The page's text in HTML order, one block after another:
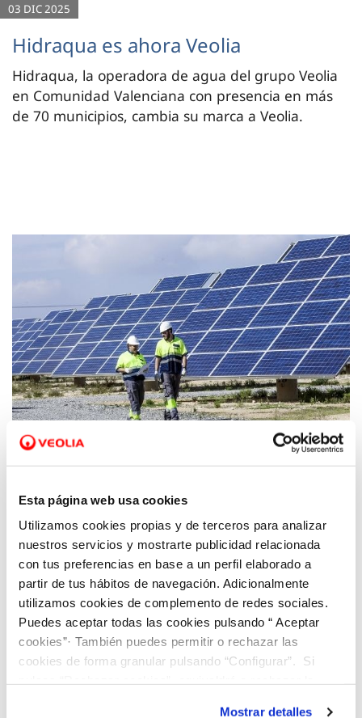
Esta página web usa cookies
Utilizamos cookies propias y de terceros para analizar
nuestros servicios y mostrarte publicidad relacionada
con tus preferencias en base a un perfil elaborado a
partir de tus hábitos de navegación. Adicionalmente
utilizamos cookies de complemento de redes sociales.
Puedes aceptar todas las cookies pulsando “ Aceptar
cookies”· También puedes permitir o rechazar las
cookies de forma granular pulsando “Configurar”. Si
Mostrar detalles
03 DIC 2025
Hidraqua es ahora Veolia
Hidraqua, la operadora de agua del grupo Veolia
en Comunidad Valenciana con presencia en más
de 70 municipios, cambia su marca a Veolia.
04 MAR 2022
evitan la emisión del 85% de CO2 gracias a
sus medidas de gestión energética